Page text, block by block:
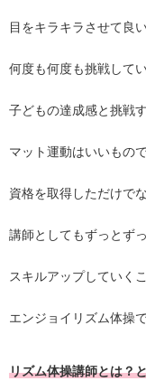
目をキラキラさせて良
何度も何度も挑戦して
子どもの達成感と挑戦
マット運動はいいもの
資格を取得しただけでな
講師としてもずっとず
スキルアップしていく
エンジョイリズム体操
リズム体操講師とは？